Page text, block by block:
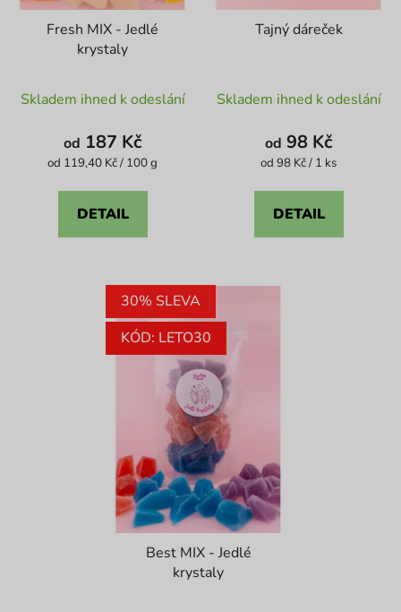
Fresh MIX - Jedlé
krystaly
hodnocení
produktu
je
z
Skladem ihned k odeslání
od 187 Kč
Měrná
od 119,40 Kč / 100 g
DETAIL
Tajný dáreček
hodnocení
produktu
je
z
Skladem ihned k odeslání
od 98 Kč
Měrná
od 98 Kč / 1 ks
DETAIL
30% SLEVA
KÓD: LETO30
Best MIX - Jedlé
krystaly